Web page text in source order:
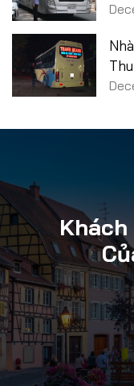
Khách